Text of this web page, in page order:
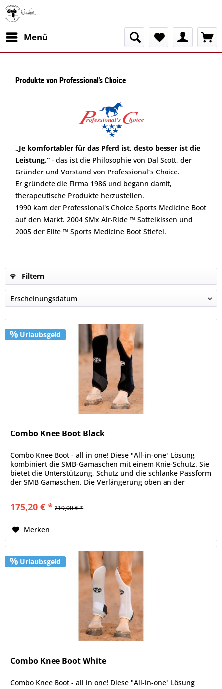
Menü
Produkte von Professional's Choice
„Je komfortabler für das Pferd ist, desto besser ist die
Leistung.“ - das ist die Philosophie von Dal Scott, der
Gründer und Vorstand von Professional´s Choice.
Er gründete die Firma 1986 und begann damit,
therapeutische Produkte herzustellen.
1990 kam der Professional's Choice Sports Medicine Boot
auf den Markt. 2004 SMx Air-Ride ™ Sattelkissen und
2005 der Elite ™ Sports Medicine Boot Stiefel.
Filtern
Urlaubsgeld
Combo Knee Boot Black
Combo Knee Boot - all in one! Diese "All-in-one" Lösung
kombiniert die SMB-Gamaschen mit einem Knie-Schutz. Sie
bietet die Unterstützung, Schutz und die schlanke Passform
der SMB Gamaschen. Die Verlängerung oben an der
175,20 € * 219,00 € *
Merken
Urlaubsgeld
Combo Knee Boot White
Combo Knee Boot - all in one! Diese "All-in-one" Lösung